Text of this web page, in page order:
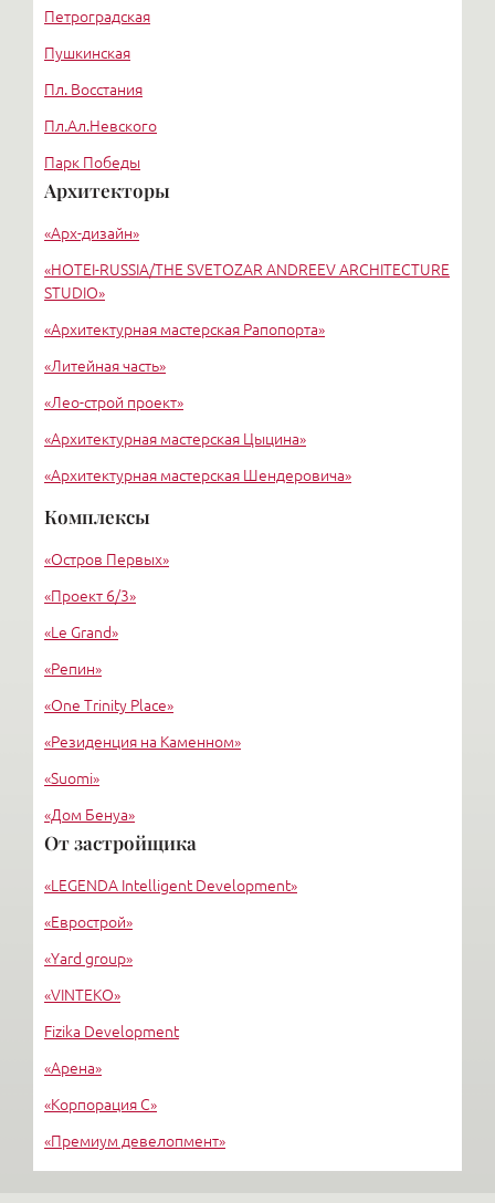
Петроградская
Пушкинская
Пл. Восстания
Пл.Ал.Невского
Парк Победы
Пионерская
Третьяковская
Архитекторы
«Арх-дизайн»
«HОTEI-RUSSIA/THE SVETOZAR ANDREEV ARCHITECTURE
STUDIO»
«Архитектурная мастерская Рапопорта»
«Литейная часть»
«Лео-строй проект»
«Архитектурная мастерская Цыцина»
«Архитектурная мастерская Шендеровича»
«Красовский А.Ф.»
Комплексы
«Остров Первых»
«Проект 6/3»
«Le Grand»
«Репин»
«One Trinity Place»
«Резиденция на Каменном»
«Suomi»
«Дом Бенуа»
«Каменноостровский»
«Морской фасад»
От застройщика
«LEGENDA Intelligent Development»
«Еврострой»
«Yard group»
«VINTEKO»
Fizika Development
«Арена»
«Корпорация С»
«Премиум девелопмент»
«Трест №3»